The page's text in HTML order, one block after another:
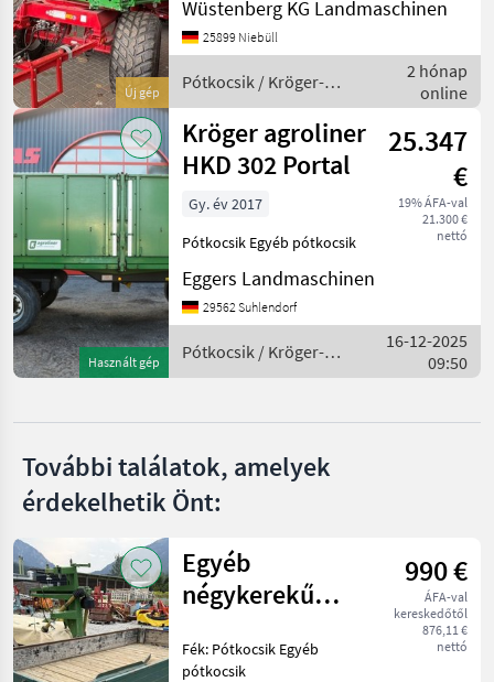
Fliegl
Möslein
Ifor Williams
Krone
Tebbe
Mind a 38
megjelenítése
MARKETPLACE
Marketplace
Kereskedői
ajánlatok
Apróhirdetések
Új gép
Version gewichtsoptimierte
Ausführung
Gewichtsersparnis bis zu
150 kg (ausstattungsabhän
Wüstenberg KG Landmaschinen
25899 Niebüll
Pótkocsik / Kröger-
Agroliner
2 hónap
online
Használt gép
Kröger agroliner
HKD 302 Portal
25.347
€
19% ÁFA-val
21.300 €
nettó
Gy. év 2017
Pótkocsik Egyéb pótkocsik
Eggers Landmaschinen
29562 Suhlendorf
Pótkocsik / Kröger-
Agroliner
16-12-2025
09:50
További találatok, amelyek
érdekelhetik Önt:
Egyéb
négykerekű
990 €
ÁFA-val
kereskedőtől
876,11 €
nettó
Fék: Pótkocsik Egyéb
pótkocsik